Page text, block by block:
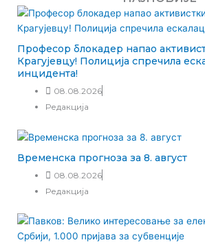
Професор блокадер напао
Крагујевцу! Полиција спречила
инцидента!
08.08.2026
Редакција
Временска прогноза за 8. август
08.08.2026
Редакција